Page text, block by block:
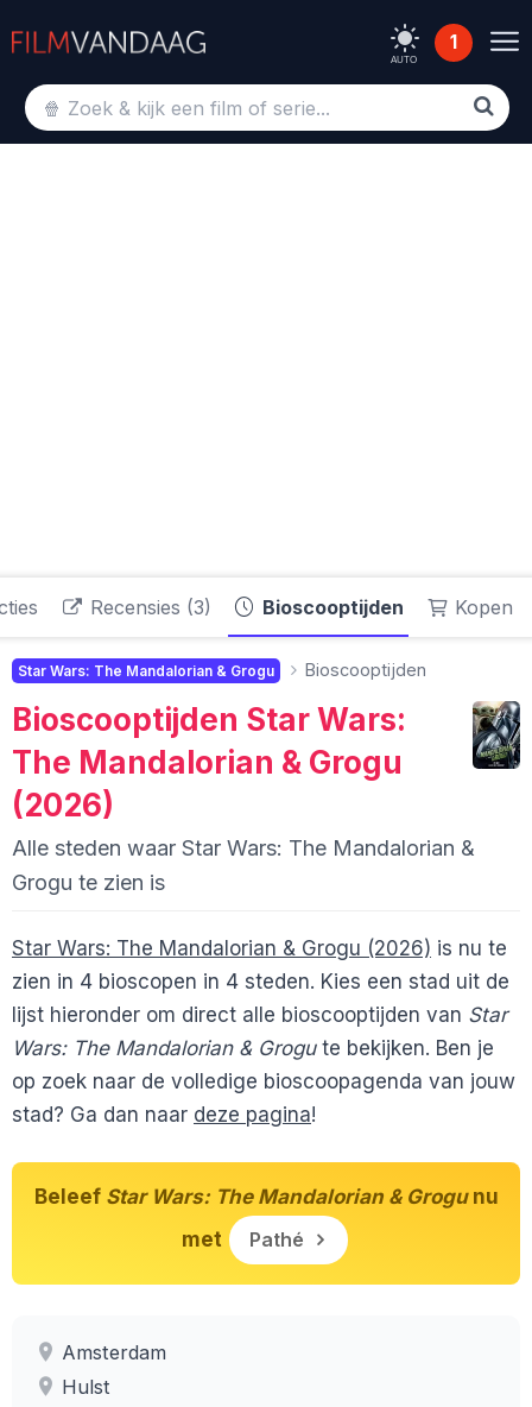
AUTO
1
Recensies (3) Bioscooptijden Kopen
Star Wars: The Mandalorian & Grogu Bioscooptijden
Bioscooptijden Star Wars:
The Mandalorian & Grogu
(2026)
Alle steden waar Star Wars: The Mandalorian &
Grogu te zien is
Star Wars: The Mandalorian & Grogu (2026) is nu te
zien in 4 bioscopen in 4 steden. Kies een stad uit de
lijst hieronder om direct alle bioscooptijden van Star
Wars: The Mandalorian & Grogute bekijken. Ben je
op zoek naar de volledige bioscoopagenda van jouw
stad? Ga dan naar deze pagina!
Beleef Star Wars: The Mandalorian & Grogunu
met
Pathé
Amsterdam
Hulst